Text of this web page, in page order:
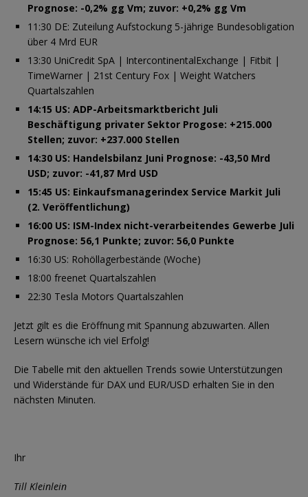
Prognose: -0,2% gg Vm; zuvor: +0,2% gg Vm
11:30 DE: Zuteilung Aufstockung 5-jährige Bundesobligation
über 4 Mrd EUR
13:30 UniCredit SpA | IntercontinentalExchange | Fitbit |
TimeWarner | 21st Century Fox | Weight Watchers
Quartalszahlen
14:15 US: ADP-Arbeitsmarktbericht Juli
Beschäftigung privater Sektor Progose: +215.000
Stellen; zuvor: +237.000 Stellen
14:30 US: Handelsbilanz Juni Prognose: -43,50 Mrd
USD; zuvor: -41,87 Mrd USD
15:45 US: Einkaufsmanagerindex Service Markit Juli
(2. Veröffentlichung)
16:00 US: ISM-Index nicht-verarbeitendes Gewerbe Juli
Prognose: 56,1 Punkte; zuvor: 56,0 Punkte
16:30 US: Rohöllagerbestände (Woche)
18:00 freenet Quartalszahlen
22:30 Tesla Motors Quartalszahlen
Jetzt gilt es die Eröffnung mit Spannung abzuwarten. Allen
Lesern wünsche ich viel Erfolg!
Die Tabelle mit den aktuellen Trends sowie Unterstützungen
und Widerstände für DAX und EUR/USD erhalten Sie in den
nächsten Minuten.
Ihr
Till Kleinlein